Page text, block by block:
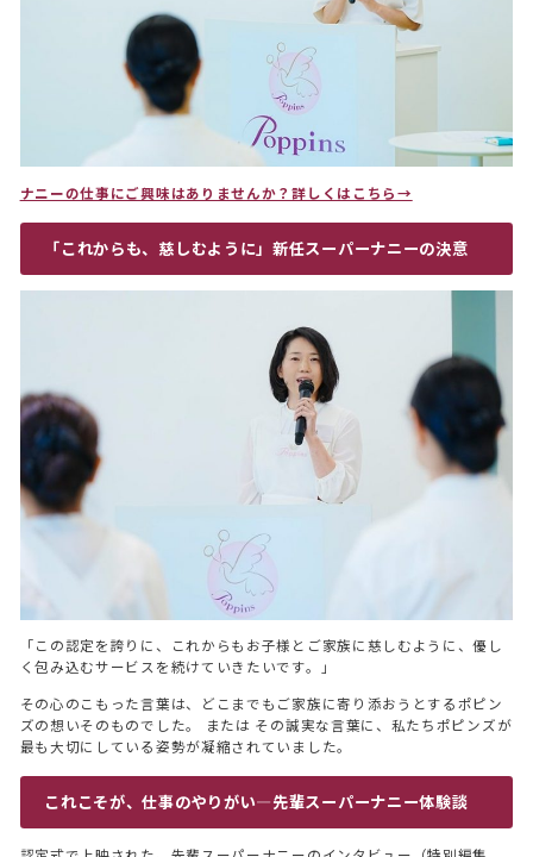
ナニーの仕事にご興味はありませんか？詳しくはこちら→
「これからも、慈しむように」新任スーパーナニーの決意
「この認定を誇りに、これからもお子様とご家族に慈しむように、優し
く包み込むサービスを続けていきたいです。」
その心のこもった言葉は、どこまでもご家族に寄り添おうとするポピン
ズの想いそのものでした。 または その誠実な言葉に、私たちポピンズが
最も大切にしている姿勢が凝縮されていました。
これこそが、仕事のやりがい―先輩スーパーナニー体験談